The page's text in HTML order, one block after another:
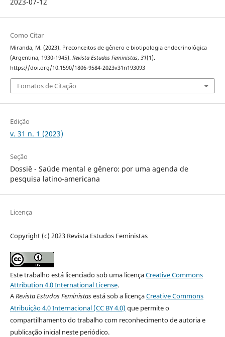
Como Citar
Miranda, M. (2023). Preconceitos de gênero e biotipologia endocrinológica
(Argentina, 1930-1945). Revista Estudos Feministas, 31(1).
https://doi.org/10.1590/1806-9584-2023v31n193093
Fomatos de Citação
Edição
v. 31 n. 1 (2023)
Seção
Dossiê - Saúde mental e gênero: por uma agenda de
pesquisa latino-americana
Licença
Copyright (c) 2023 Revista Estudos Feministas
Este trabalho está licenciado sob uma licençaCreative Commons
Attribution 4.0 International License.
ARevista Estudos Feministasestá sob a licençaCreative Commons
Atribuição 4.0 Internacional (CC BY 4.0) que permite o
compartilhamento do trabalho com reconhecimento de autoria e
publicação inicial neste periódico.